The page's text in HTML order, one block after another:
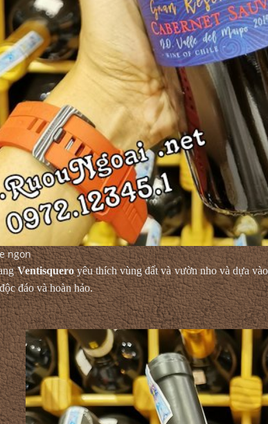
ngon
Ventisqueroyêu thích vùng đất và vườn nho và dựa
đáo và hoàn hảo.